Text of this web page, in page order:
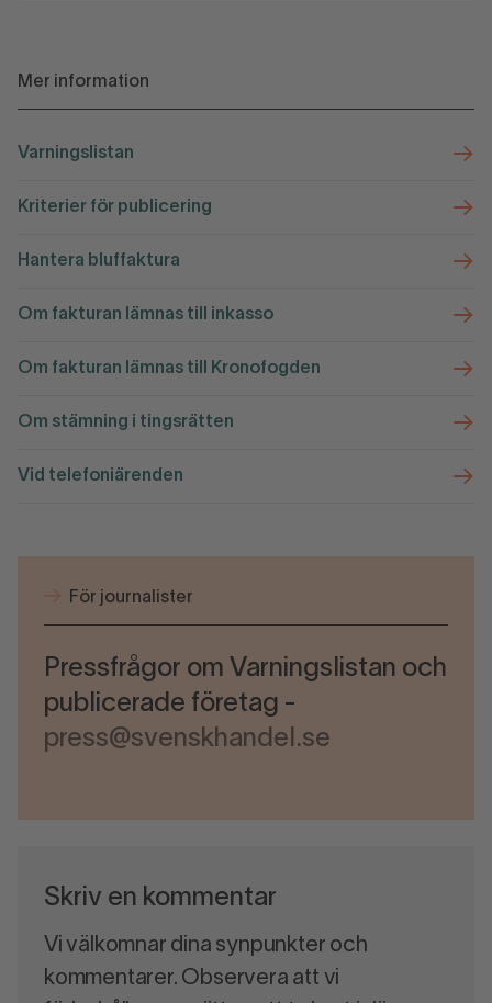
Mer information
Varningslistan
Kriterier för publicering
Hantera bluffaktura
Om fakturan lämnas till inkasso
Om fakturan lämnas till Kronofogden
Om stämning i tingsrätten
Vid telefoniärenden
För journalister
Pressfrågor om Varningslistan och
publicerade företag -
press@svenskhandel.se
Skriv en kommentar
Vi välkomnar dina synpunkter och
kommentarer. Observera att vi